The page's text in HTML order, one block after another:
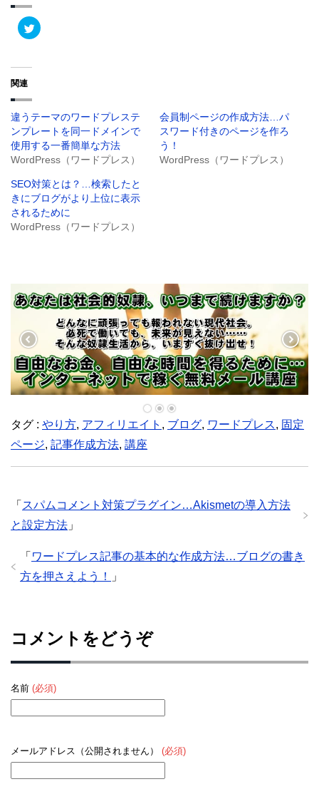
ク
リ
t
e
r
で
共
有
(
し
い
ウ
ィ
ン
ド
ウ
関連
違うテーマのワードプレステ
ンプレートを同一ドメインで
使用する一番簡単な方法
WordPress（ワードプレス）
会員制ページの作成方法…パ
スワード付きのページを作ろ
う！
WordPress（ワードプレス）
SEO対策とは？…検索したと
きにブログがより上位に表示
されるために
WordPress（ワードプレス）
タグ : やり方, アフィリエイト , ブログ, ワードプレス, 固定
ページ, 記事作成方法, 講座
「 スパムコメント対策プラグイン…Akismetの導入方法
と設定方法 」
「 ワードプレス記事の基本的な作成方法…ブログの書き
方を押さえよう！
」
コメントをどうぞ
名前 (必須)
メールアドレス（公開されません） (必須)